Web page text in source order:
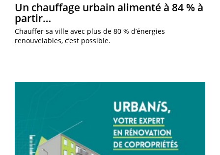
Un chauffage urbain alimenté à 84 % à
partir…
Chauffer sa ville avec plus de 80 % d’énergies
renouvelables, c’est possible.